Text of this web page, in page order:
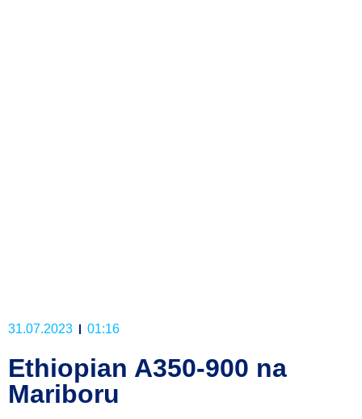
31.07.2023 01:16
Ethiopian A350-900 na
Mariboru